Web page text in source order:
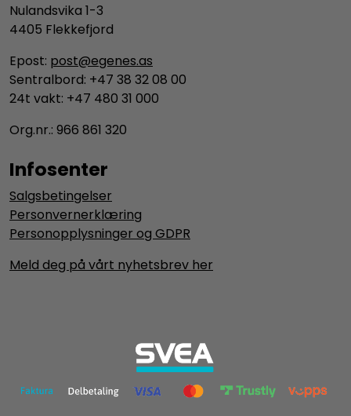
Nulandsvika 1-3
4405 Flekkefjord
Epost: post@egenes.as
Sentralbord: +47 38 32 08 00
24t vakt: +47 480 31 000
Org.nr.: 966 861 320
Infosenter
Salgsbetingelser
Personvernerklæring
Personopplysninger og GDPR
Meld deg på vårt nyhetsbrev her